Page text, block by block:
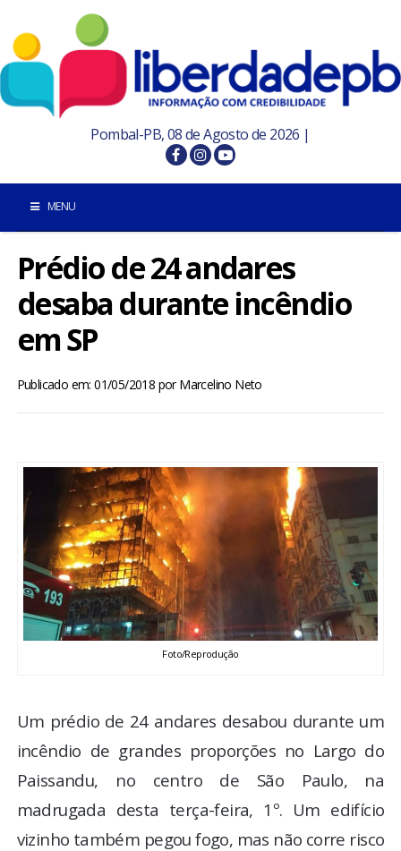
Pombal-PB, 08 de Agosto de 2026 |
MENU
INÍCIO
POMBAL E REGIÃO
BRASIL
ESPORTES
ENTRETENIMENTO
ENQUETE
FOTOS
Prédio de 24 andares
desaba durante incêndio
em SP
Publicado em: 01/05/2018 porMarcelino Neto
Foto/Reprodução
Um prédio de 24 andares desabou durante um
incêndio de grandes proporções no Largo do
Paissandu, no centro de São Paulo, na
madrugada desta terça-feira, 1º. Um edifício
vizinho também pegou fogo, mas não corre risco